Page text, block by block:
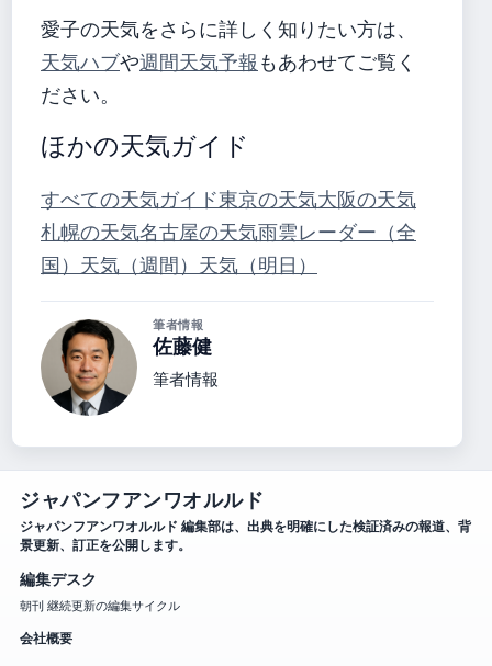
愛子の天気をさらに詳しく知りたい方は、
天気ハブや週間天気予報 もあわせてご覧く
ださい。
ほかの天気ガイド
すべての天気ガイド東京の天気大阪の天気
札幌の天気名古屋の天気雨雲レーダー（全
国） 天気（週間） 天気（明日）
筆者情報
佐藤健
筆者情報
ジャパンフアンワオルルド
ジャパンフアンワオルルド 編集部は、出典を明確にした検証済みの報道、背
景更新、訂正を公開します。
編集デスク
朝刊 継続更新の編集サイクル
会社概要